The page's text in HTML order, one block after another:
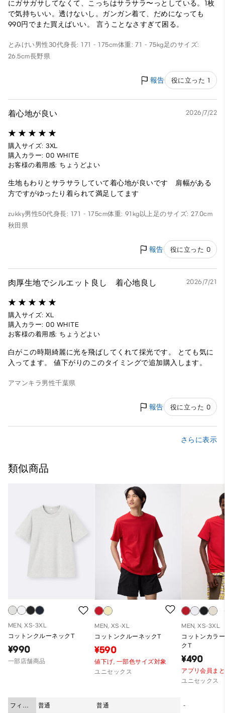
にガサガサしてなくて、こっちはサラサラ〜っとしている。1枚
で気持ちいい。透けないし。ガンガン着て、だめになっても
990円でまた買えばいい。 言うことなさすぎて困る。
とみけい男性30代身長: 171 - 175cm体重: 71 - 75kg足のサイズ:
26.5cm長野県
報告 役に立った 1
着心地が良い 2026/7/22
購入サイズ: 3XL
購入カラー: 00 WHITE
お客様の着用感: ちょうどよい
生地もわりとサラサラしていて着心地が良いです 肩幅がある
方ですがゆったり着られて満足してます
zukky男性50代身長: 171 - 175cm体重: 91kg以上 足のサイズ: 27.0cm
秋田県
報告 役に立った 0
肉厚生地でシルエット良し 着心地良し 2026/7/21
購入サイズ: XL
購入カラー: 00 WHITE
お客様の着用感: ちょうどよい
白がこの時期綺麗に光を飛ばしてくれて採光です。 とても気に
入ってます。 値下がりのこのタイミングで追加購入します。
アマンキラ 男性千葉県
報告 役に立った 0
さらに表示
類似商品
MEN, XS-3XL
コットンクルーネックT
¥990
一部店舗商品
フィッ
普通
MEN, XS-XL
コットンクルーネックT
¥590
値下げ, 一部色サイズ対象
ユニセックス
普通
MEN, XS-3XL
コットンカラ
クT
¥490
アプリ会員ま
ユニセックス
-